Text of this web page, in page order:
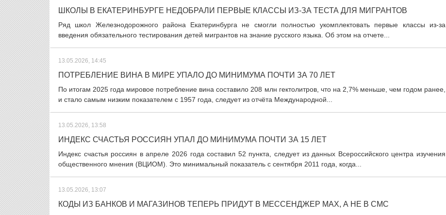
ШКОЛЫ В ЕКАТЕРИНБУРГЕ НЕДОБРАЛИ ПЕРВЫЕ КЛАССЫ ИЗ-ЗА ТЕСТА ДЛЯ МИГРАНТОВ
Ряд школ Железнодорожного района Екатеринбурга не смогли полностью укомплектовать первые классы из-за
введения обязательного тестирования детей мигрантов на знание русского языка. Об этом на отчете...
13.05.2026, 14:45
ПОТРЕБЛЕНИЕ ВИНА В МИРЕ УПАЛО ДО МИНИМУМА ПОЧТИ ЗА 70 ЛЕТ
По итогам 2025 года мировое потребление вина составило 208 млн гектолитров, что на 2,7% меньше, чем годом ранее,
и стало самым низким показателем с 1957 года, следует из отчёта Международной...
13.05.2026, 13:58
ИНДЕКС СЧАСТЬЯ РОССИЯН УПАЛ ДО МИНИМУМА ПОЧТИ ЗА 15 ЛЕТ
Индекс счастья россиян в апреле 2026 года составил 52 пункта, следует из данных Всероссийского центра изучения
общественного мнения (ВЦИОМ). Это минимальный показатель с сентября 2011 года, когда...
13.05.2026, 13:07
КОДЫ ИЗ БАНКОВ И МАГАЗИНОВ ТЕПЕРЬ ПРИДУТ В МЕССЕНДЖЕР MAX, А НЕ В СМС